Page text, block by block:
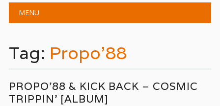
Main menu
MENU
Tag: Propo’88
PROPO’88 & KICK BACK – COSMIC
TRIPPIN’ [ALBUM]